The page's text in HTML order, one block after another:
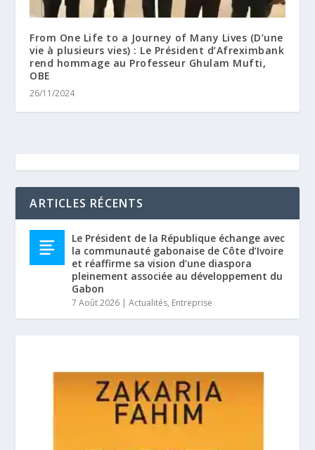
From One Life to a Journey of Many Lives (D’une
vie à plusieurs vies) : Le Président d’Afreximbank
rend hommage au Professeur Ghulam Mufti,
OBE
26/11/2024
ARTICLES RÉCENTS
Le Président de la République échange avec
la communauté gabonaise de Côte d’Ivoire
et réaffirme sa vision d’une diaspora
pleinement associée au développement du
Gabon
7 Août 2026 |Actualités, Entreprise